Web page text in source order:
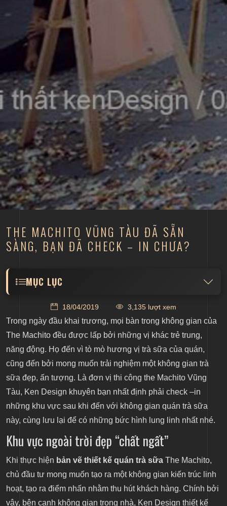
​THE MACHITO VŨNG TÀU ĐÃ SẴN
SÀNG, BẠN ĐÃ CHECK – IN CHƯA?
MỤC LỤC
Background với những bức tường thô mộc
Hệ thống trần gỗ chất độc – lạ
18/04/2019 3,135 lượt xem
Trong ngày đầu khai trương, mọi bàn trong không gian của
The Machito đều được lấp bởi những vị khác trẻ trung,
năng động. Họ đến vì tò mò hương vị trà sữa của quán,
cũng đến bởi mong muốn trải nghiệm một không gian trà
sữa đẹp, ấn tượng. Là đơn vị thi công the Machito Vũng
Tàu, Ken Design khuyên bạn nhất định phải check –in
những khu vực sau khi đến với không gian quán trà sữa
này, cùng lưu lại để có những bức hình lung linh nhất nhé.
Khu vực ngoài trời đẹp “chất ngất”
Khi thực hiện bản vẽ thiết kế quán trà sữa The Machito,
chủ đầu tư mong muốn tạo ra một không gian kiến trúc linh
hoạt, tạo ra điểm nhấn nhằm thu hút khách hàng. Chính bởi
vậy, bên cạnh không gian trong nhà, Ken Design thiết kế